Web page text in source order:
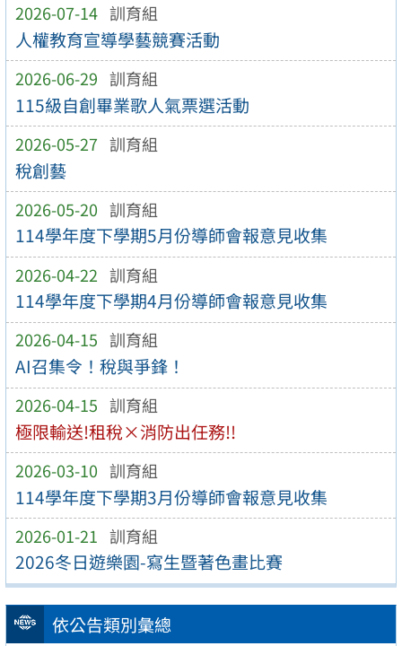
2026-07-14 訓育組
人權教育宣導學藝競賽活動
2026-06-29 訓育組
115級自創畢業歌人氣票選活動
2026-05-27 訓育組
稅創藝
2026-05-20 訓育組
114學年度下學期5月份導師會報意見收集
2026-04-22 訓育組
114學年度下學期4月份導師會報意見收集
2026-04-15 訓育組
AI召集令！稅與爭鋒！
2026-04-15 訓育組
極限輸送!租稅×消防出任務!!
2026-03-10 訓育組
114學年度下學期3月份導師會報意見收集
2026-01-21 訓育組
2026冬日遊樂園-寫生暨著色畫比賽
依公告類別彙總